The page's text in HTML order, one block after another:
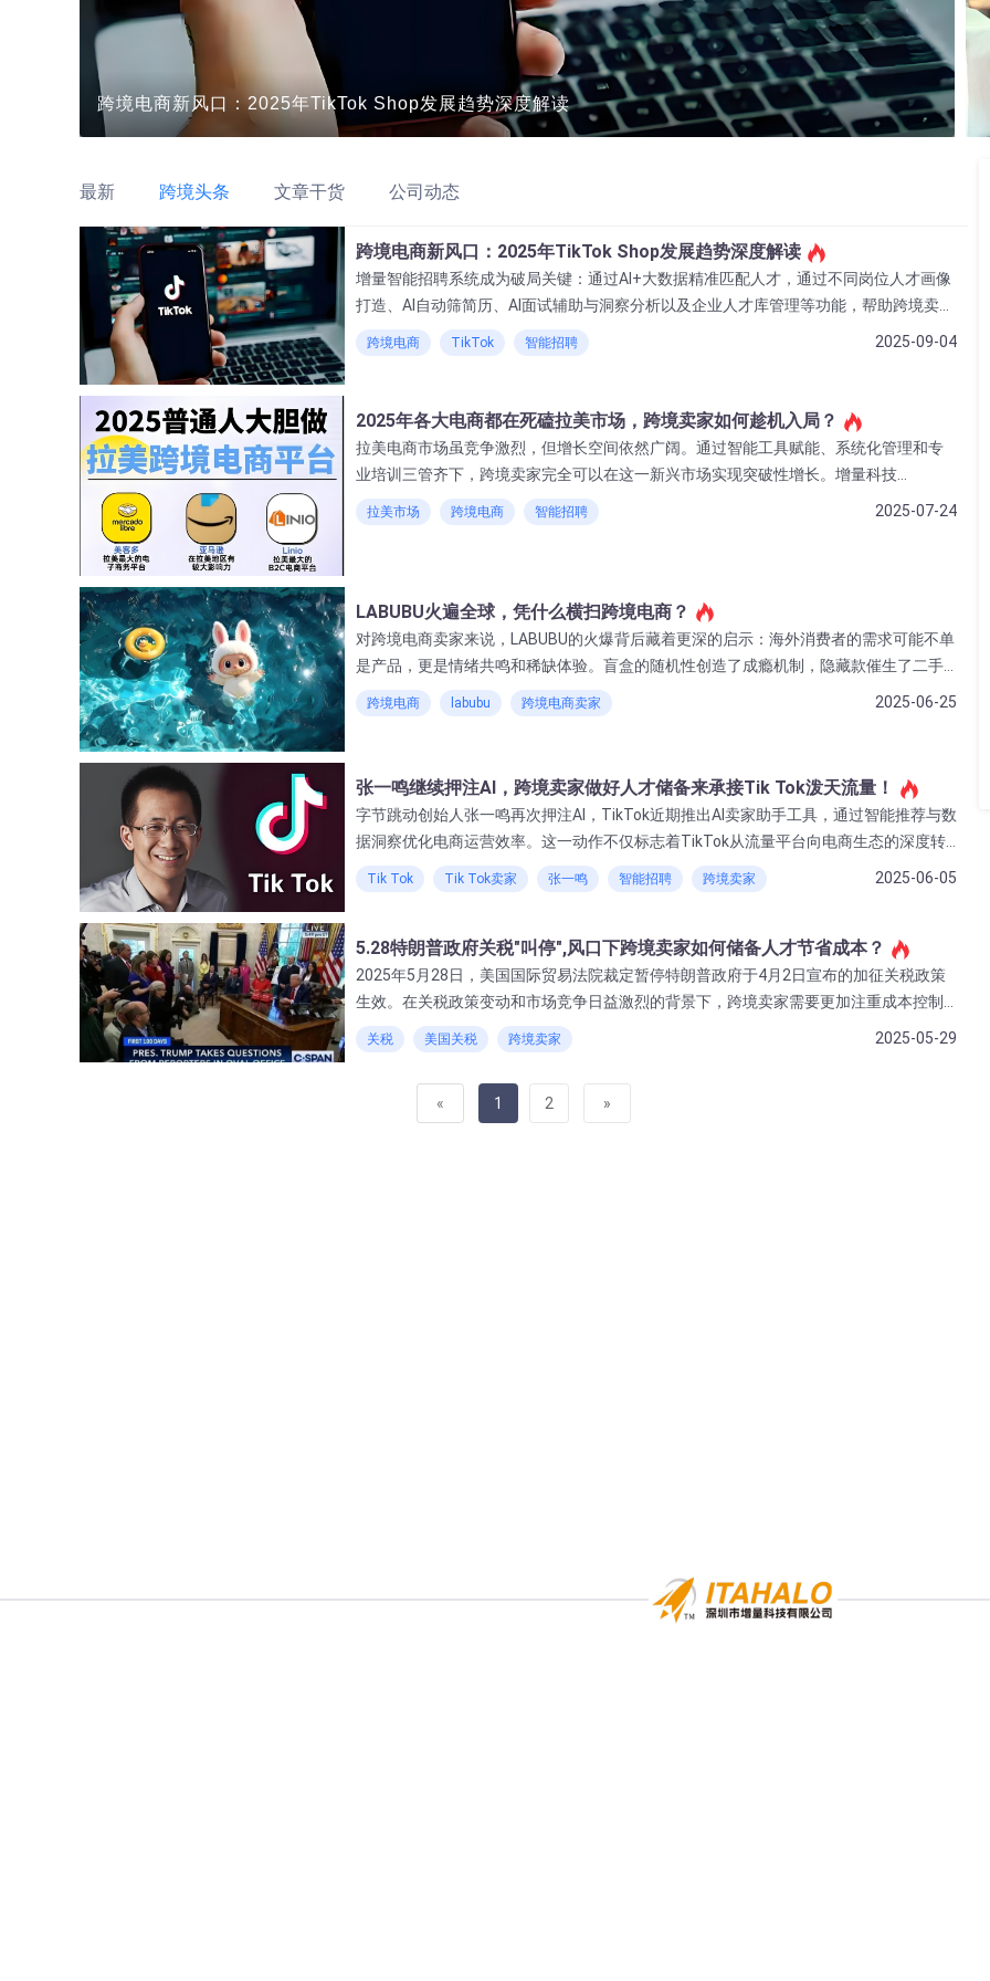
跨境电商新风口：2025年TikTok Shop发展趋势深度解读
最新 跨境头条 文章干货 公司动态
跨境电商新风口：2025年TikTok Shop发展趋势深度解读
增量智能招聘系统成为破局关键‌：通过AI+大数据精准匹配人才，通过不同岗位人才画像
打造、AI自动筛简历、AI面试辅助与洞察分析以及企业人才库管理等功能，帮助跨境卖家
企业招聘实现效率和质量的双提升。
跨境电商 TikTok 智能招聘 2025-09-04
2025年各大电商都在死磕拉美市场，跨境卖家如何趁机入局？
拉美电商市场虽竞争激烈，但增长空间依然广阔。通过智能工具赋能、系统化管理和专
业培训三管齐下，跨境卖家完全可以在这一新兴市场实现突破性增长。增量科技
ITAHALO愿以"打造胜仗团队，助力跨境企业高效增长"为使命，成为您开拓拉美市场的战
略合作伙伴。
拉美市场 跨境电商 智能招聘 2025-07-24
LABUBU火遍全球，凭什么横扫跨境电商？
对跨境电商卖家来说，LABUBU的火爆背后藏着更深的启示：海外消费者的需求可能不单
是产品，更是情绪共鸣和稀缺体验。盲盒的随机性创造了成瘾机制，隐藏款催生了二手
市场溢价，联名款持续刺激复购，这套打法，早就不限于潮玩行业。
跨境电商 labubu 跨境电商卖家 2025-06-25
张一鸣继续押注AI，跨境卖家做好人才储备来承接Tik Tok泼天流量！
字节跳动创始人张一鸣再次押注AI，TikTok近期推出AI卖家助手工具，通过智能推荐与数
据洞察优化电商运营效率。这一动作不仅标志着TikTok从流量平台向电商生态的深度转
型，也为跨境卖家打开了新的增长窗口。
Tik Tok Tik Tok卖家 张一鸣 智能招聘 跨境卖家 2025-06-05
5.28特朗普政府关税"叫停",风口下跨境卖家如何储备人才节省成本？
2025年5月28日，美国国际贸易法院裁定暂停特朗普政府于4月2日宣布的加征关税政策
生效。在关税政策变动和市场竞争日益激烈的背景下，跨境卖家需要更加注重成本控制
和人才储备。智能招聘系统作为解决人才储备难题的关键工具，能够帮助跨境卖家高
效、精准地储备人才，为企业的长期发展提供有力支持。
关税 美国关税 跨境卖家 2025-05-29
« 1 2 »